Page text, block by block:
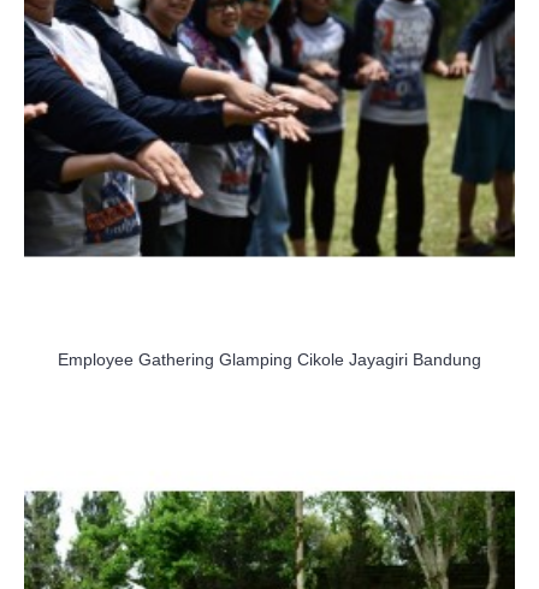
Employee Gathering Glamping Cikole Jayagiri Bandung